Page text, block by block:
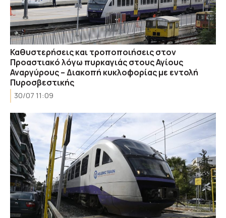
Καθυστερήσεις και τροποποιήσεις στον
Προαστιακό λόγω πυρκαγιάς στους Αγίους
Αναργύρους – Διακοπή κυκλοφορίας με εντολή
Πυροσβεστικής
30/07 11:09